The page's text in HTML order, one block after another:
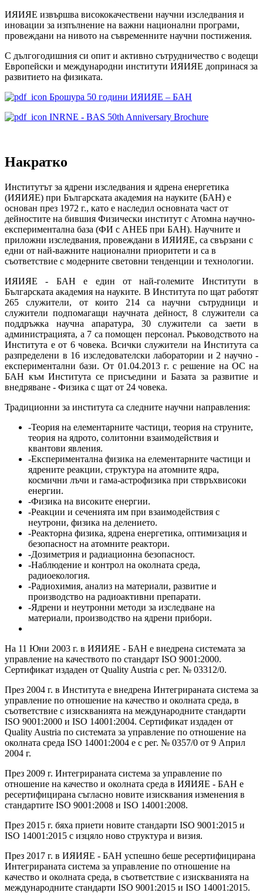
ИЯИЯЕ извършва висококачествени научни изследвания и
иновации за изпълнение на важни национални програми,
провеждани на нивото на съвременните научни постижения.
С дългогодишния си опит и активно сътрудничество с водещи
Европейски и международни институти ИЯИЯЕ допринася за
развитието на физиката.
Брошура 50 години ИЯИЯЕ – БАН
INRNE - BAS 50th Anniversary Brochure
Накратко
Институтът за ядрени изследвания и ядрена енергетика
(ИЯИЯЕ) при Българската академия на науките (БАН) е
основан през 1972 г., като е наследил основната част от
дейностите на бившия Физически институт с Атомна научно-
експериментална база (ФИ с АНЕБ при БАН). Научните и
приложни изследвания, провеждани в ИЯИЯЕ, са свързани с
едни от най-важните национални приоритети и са в
съответствие с модерните световни тенденции и технологии.
ИЯИЯЕ - БАН е един от най-големите Институти в
Българската академия на науките. В Института по щат работят
265 служители, от които 214 са научни сътрудници и
служители подпомагащи научната дейност, 8 служители са
поддръжка научна апаратура, 30 служители са заети в
администрацията, а 7 са помощен персонал. Ръководството на
Института е от 6 човека. Всички служители на Института са
разпределени в 16 изследователски лаборатории и 2 научно -
експериментални бази. От 01.04.2013 г. с решение на ОС на
БАН към Института се присъедини и Базата за развитие и
внедряване - Физика с щат от 24 човека.
Традиционни за института са следните научни направления:
-Теория на елементарните частици, теория на струните,
теория на ядрото, солитонни взаимодействия и
квантови явления.
-Експериментална физика на елементарните частици и
ядрените реакции, структура на атомните ядра,
космични лъчи и гама-астрофизика при ствръхвисоки
енергии.
-Физика на високите енергии.
-Реакции и сеченията им при взаимодействия с
неутрони, физика на делението.
-Реакторна физика, ядрена енергетика, оптимизация и
безопасност на атомните реактори.
-Дозиметрия и радиационна безопасност.
-Наблюдение и контрол на околната среда,
радиоекология.
-Радиохимия, анализ на материали, развитие и
производство на радиоактивни препарати.
-Ядрени и неутронни методи за изследване на
материали, производство на ядрени прибори.
На 11 Юни 2003 г. в ИЯИЯЕ - БАН е внедрена системата за
управление на качеството по стандарт ISO 9001:2000.
Сертификат издаден от Quality Austria с рег. № 03312/0.
През 2004 г. в Института е внедрена Интегрираната система за
управление по отношение на качество и околната среда, в
съответствие с изискванията на международните стандарти
ISO 9001:2000 и ISO 14001:2004. Сертификат издаден от
Quality Austria по системата за управление по отношение на
околната среда ISO 14001:2004 e с рег. № 0357/0 от 9 Април
2004 г.
През 2009 г. Интегрираната система за управление по
отношение на качество и околната среда в ИЯИЯЕ - БАН е
ресертифицирана съгласно новите изисквания изменения в
стандартите ISO 9001:2008 и ISO 14001:2008.
През 2015 г. бяха приети новите стандарти ISO 9001:2015 и
ISO 14001:2015 с изцяло ново структура и визия.
През 2017 г. в ИЯИЯЕ - БАН успешно беше ресертифицирана
Интегрираната система за управление по отношение на
качество и околната среда, в съответствие с изискванията на
международните стандарти ISO 9001:2015 и ISO 14001:2015.